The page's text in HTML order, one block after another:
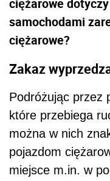
samochodami
ciężarowe?
Zakaz
Podróżując przez
które przebiega
można w nich
pojazdom
miejsce m.in. w